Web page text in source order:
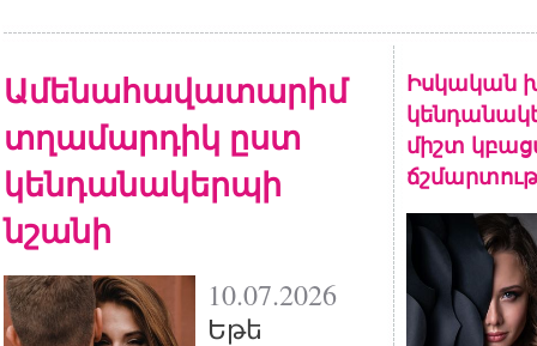
Ամենահավատարիմ
տղամարդիկ ըստ
կենդանակերպի
նշանի
10.07.2026
Եթե
Իսկական
միշտ